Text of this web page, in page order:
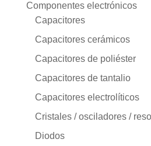
Componentes electrónicos
Capacitores
Capacitores cerámicos
Capacitores de poliéster
Capacitores de tantalio
Capacitores electrolíticos
Cristales / osciladores /
Diodos